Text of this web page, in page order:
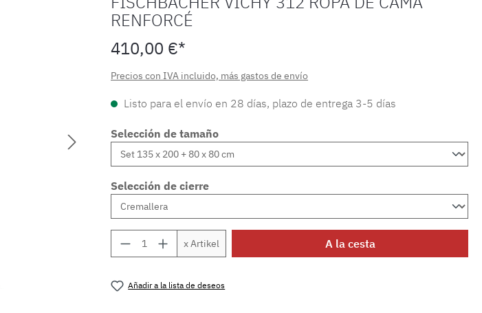
RENFORCÉ
410,00 €*
Precios con IVA incluido, más gastos de envío
Listo para el envío en 28 días, plazo de entrega 3-5 días
Selección de tamaño
Selección de cierre
Cantidad del producto: introduce la cantidad
x Artikel A la cesta
Añadir a la lista de deseos